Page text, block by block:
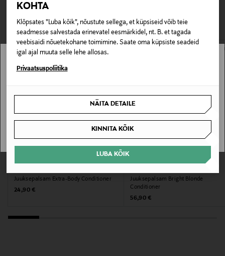
KOHTA
Klõpsates "Luba kõik", nõustute sellega, et küpsiseid võib teie
seadmesse salvestada erinevatel eesmärkidel, nt. B. et tagada
veebisaidi nõuetekohane toimimine. Saate oma küpsiste seadeid
igal ajal muuta selle lehe allosas.
Privaatsuspoliitika
NÄITA DETAILE
KINNITA KÕIK
LUBA KÕIK
200 ml
Juuksetüüp
Parandavad tooted
Silmadesse sattumise korral loputada koheselt rohke
veega.
Suurus
Tootjamaa
PRANTSUSMAA
Valmistaja tootenumber
pakendis kosmeetika- ja loodustooted peavad olema
avamata originaalpakendis.
E-POE TAGASTUSED
VAATASID KA
Juuksepalsam Extra-Body Conditioner
Original Price
24,90 €
Juuksepalsam Bright Blonde
Conditioner
Original Price
56,90 €
Stockmann pole Sinu riigis saadaval.
SAAN ARU